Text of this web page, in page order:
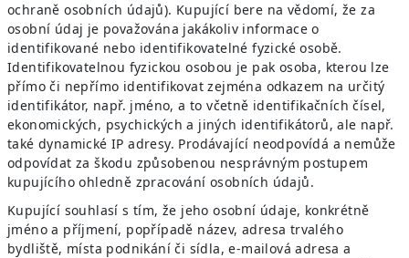
ochraně osobních údajů). Kupující bere na vědomí, že za
osobní údaj je považována jakákoliv informace o
identifikované nebo identifikovatelné fyzické osobě.
Identifikovatelnou fyzickou osobou je pak osoba, kterou lze
přímo či nepřímo identifikovat zejména odkazem na určitý
identifikátor, např. jméno, a to včetně identifikačních čísel,
ekonomických, psychických a jiných identifikátorů, ale např.
také dynamické IP adresy. Prodávající neodpovídá a nemůže
odpovídat za škodu způsobenou nesprávným postupem
kupujícího ohledně zpracování osobních údajů.
Kupující souhlasí s tím, že jeho osobní údaje, konkrétně
jméno a příjmení, popřípadě název, adresa trvalého
bydliště, místa podnikání či sídla, e-mailová adresa a